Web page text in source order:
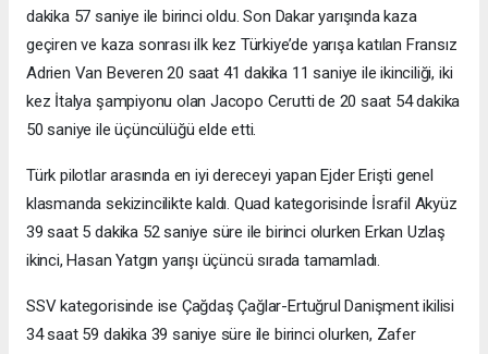
dakika 57 saniye ile birinci oldu. Son Dakar yarışında kaza
geçiren ve kaza sonrası ilk kez Türkiye’de yarışa katılan Fransız
Adrien Van Beveren 20 saat 41 dakika 11 saniye ile ikinciliği, iki
kez İtalya şampiyonu olan Jacopo Cerutti de 20 saat 54 dakika
50 saniye ile üçüncülüğü elde etti.
Türk pilotlar arasında en iyi dereceyi yapan Ejder Erişti genel
klasmanda sekizincilikte kaldı. Quad kategorisinde İsrafil Akyüz
39 saat 5 dakika 52 saniye süre ile birinci olurken Erkan Uzlaş
ikinci, Hasan Yatgın yarışı üçüncü sırada tamamladı.
SSV kategorisinde ise Çağdaş Çağlar-Ertuğrul Danişment ikilisi
34 saat 59 dakika 39 saniye süre ile birinci olurken, Zafer